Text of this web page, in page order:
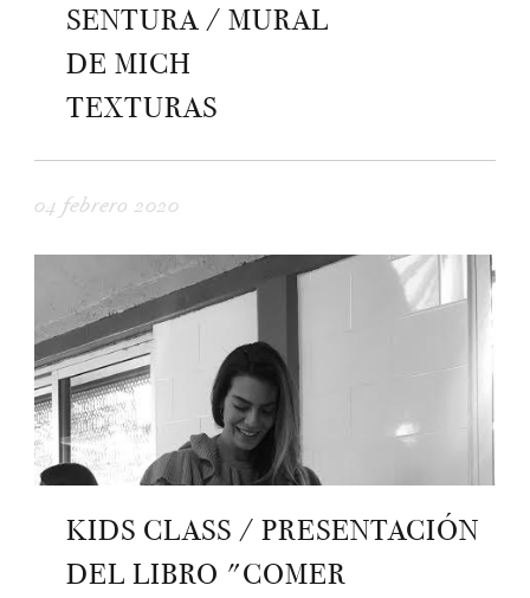
SENTURA / MURAL
DE MICH
TEXTURAS
04 febrero 2020
KIDS CLASS / PRESENTACIÓN
DEL LIBRO "COMER